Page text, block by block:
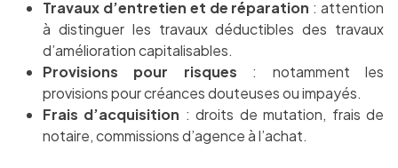
Travaux d’entretien et de réparation : attention
à distinguer les travaux déductibles des travaux
d’amélioration capitalisables.
Provisions pour risques : notamment les
provisions pour créances douteuses ou impayés.
Frais d’acquisition : droits de mutation, frais de
notaire, commissions d’agence à l’achat.